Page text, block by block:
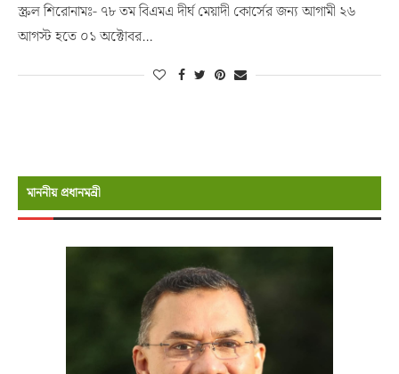
স্ক্রল শিরোনামঃ- ৭৮ তম বিএমএ দীর্ঘ মেয়াদী কোর্সের জন্য আগামী ২৬
আগস্ট হতে ০১ অক্টোবর…
মাননীয় প্রধানমন্রী